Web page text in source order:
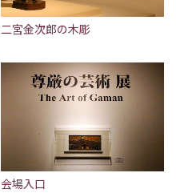
二宮金次郎の木彫
会場入口